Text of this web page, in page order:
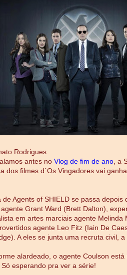
Rodrigues
antes no Vlog de fim de ano , a
dos filmes d´Os Vingadores vai
de Agents of SHIELD se passa depois
Grant Ward (Brett Dalton),
em artes marciais agente
agente Leo Fitz (Iain De
A eles se junta uma recruta civil,
alardeado, o agente Coulson
esperando pra ver a série!